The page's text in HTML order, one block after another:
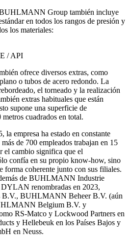
BUHLMANN Group también incluye
en todos los rangos de presión y
los materiales:
/ API
ofrece diversos extras, como
o tubos de acero redondo. La
el torneado y la realización
extras habituales que están
supone una superficie de
cuadrados en total.
la empresa ha estado en constante
de 700 empleados trabajan en 15
el cambio significa que el
confía en su propio know-how, sino
forma coherente junto con sus filiales.
de BUHLMANN Industrie
renombradas en 2023,
BUHLMANN Beheer B.V. (aún
Belgium B.V. y
RS-Matco y Lockwood Partners en
y Hellebeuk en los Países Bajos y
en Neuss.